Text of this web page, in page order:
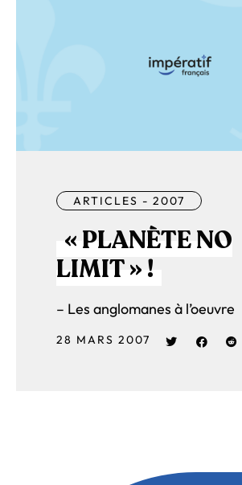
ARTICLES - 2007
« PLANÈTE NO
LIMIT » !
– Les anglomanes à l’oeuvre
28 MARS 2007